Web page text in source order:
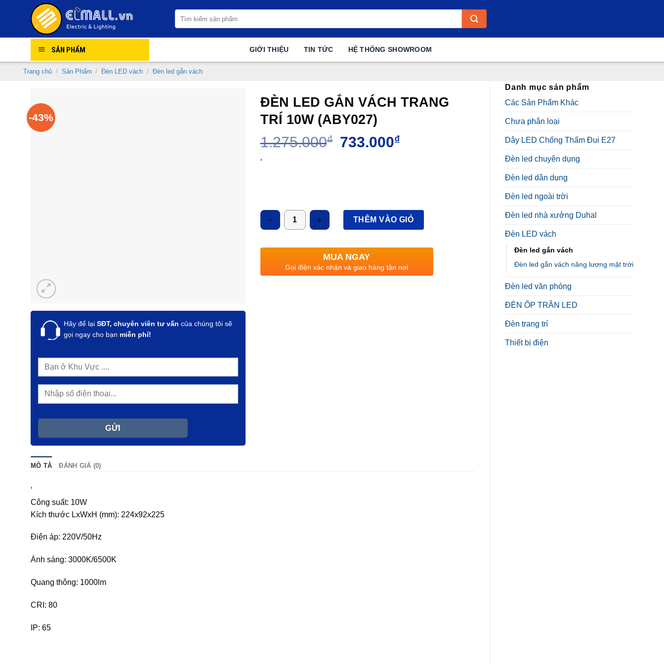
kiếm:
SẢN PHẨM GIỚI THIỆU TIN TỨC HỆ THỐNG SHOWROOM
Trang chủ / Sản Phẩm / Đèn LED vách / Đèn led gắn vách
Danh mục sản phẩm
Các Sản Phẩm Khác
Chưa phân loại
Dây LED Chống Thấm Đui E27
Đèn led chuyên dụng
Đèn led dân dụng
Đèn led ngoài trời
Đèn led nhà xưởng Duhal
Đèn LED vách
Đèn led gắn vách
Đèn led gắn vách năng lượng mặt trời
Đèn led văn phòng
ĐÈN ỐP TRẦN LED
Đèn trang trí
Thiết bị điện
-43%
Hãy để lại SĐT, chuyên viên tư vấn của chúng tôi sẽ
gọi ngay cho bạn miễn phí!
ĐÈN LED GẮN VÁCH TRANG
TRÍ 10W (ABY027)
1.275.000₫
Giá
gốc
733.000₫Giá
‘
Số lượng
THÊM VÀO GIỎ
MUA NGAY
Gọi điện xác nhận và giao hàng tận nơi
MÔ TẢ ĐÁNH GIÁ (0)
‘
Công suất: 10W
Kích thước LxWxH (mm): 224x92x225
Điện áp: 220V/50Hz
Ánh sáng: 3000K/6500K
Quang thông: 1000lm
CRI: 80
IP: 65